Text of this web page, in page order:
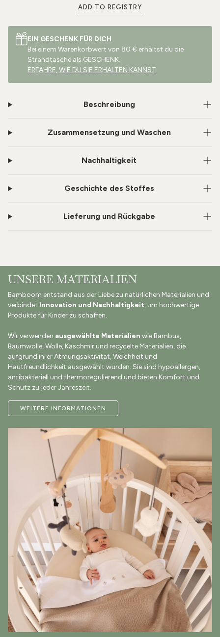
ADD TO REGISTRY
EIN GESCHENK FÜR DICH
Bei einem Warenkorbwert von 80 € erhältst du die
Strandtasche als GESCHENK.
ERFAHRE, WIE DU SIE ERHALTEN KANNST
Beschreibung
Zusammensetzung und Waschen
Nachhaltigkeit
Geschichte des Stoffes
Lieferung und Rückgabe
UNSERE MATERIALIEN
Bamboom entstand aus der Liebe zu natürlichen Materialien und
verbindet Innovation und Nachhaltigkeit, um hochwertige
Produkte für Kinder zu schaffen.
Wir verwenden ausgewählte Materialien wie Bambus,
Baumwolle, Wolle, Kaschmir und recycelte Materialien, die
aufgrund ihrer Atmungsaktivität, Weichheit und
Hautfreundlichkeit ausgewählt wurden. Sie sind hypoallergen,
antibakteriell und thermoregulierend und bieten Komfort und
Schutz zu jeder Jahreszeit.
WEITERE INFORMATIONEN